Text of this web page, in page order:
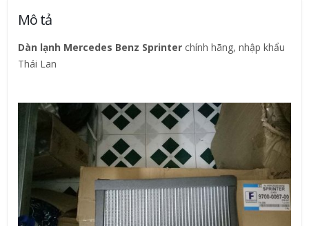
Mô tả
Dàn lạnh Mercedes Benz Sprinter chính hãng, nhập khẩu
Thái Lan